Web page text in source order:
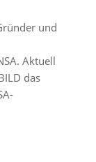
und
Aktuell
das